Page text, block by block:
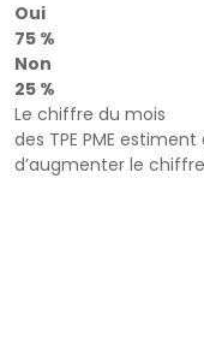
Oui
75 %
Non
25 %
Le chiffre du mois
des TPE PME
d’augmenter le